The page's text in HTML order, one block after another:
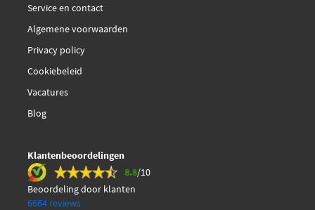
Service en contact
Algemene voorwaarden
Privacy policy
Cookiebeleid
Vacatures
Blog
Klantenbeoordelingen
8.8/10
Beoordeling door klanten
6664 reviews